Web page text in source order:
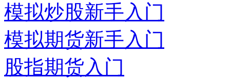
模拟炒股新手入门
模拟期货新手入门
股指期货入门